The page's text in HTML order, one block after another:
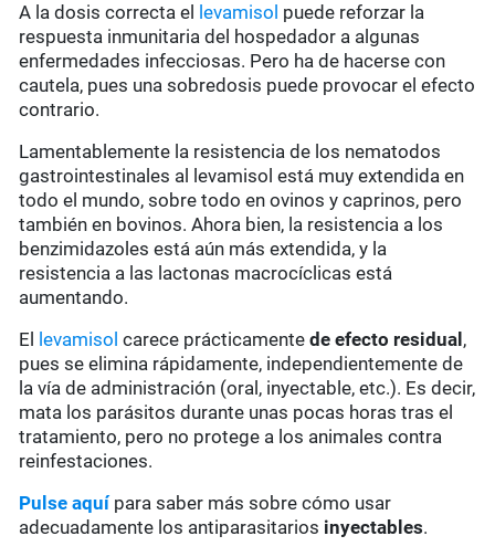
A la dosis correcta el levamisol puede reforzar la
respuesta inmunitaria del hospedador a algunas
enfermedades infecciosas. Pero ha de hacerse con
cautela, pues una sobredosis puede provocar el efecto
contrario.
Lamentablemente la resistencia de los nematodos
gastrointestinales al levamisol está muy extendida en
todo el mundo, sobre todo en ovinos y caprinos, pero
también en bovinos. Ahora bien, la resistencia a los
benzimidazoles está aún más extendida, y la
resistencia a las lactonas macrocíclicas está
aumentando.
El
levamisol carece prácticamente de efecto residual ,
pues se elimina rápidamente, independientemente de
la vía de administración (oral, inyectable, etc.). Es decir,
mata los parásitos durante unas pocas horas tras el
tratamiento, pero no protege a los animales contra
reinfestaciones.
Pulse aquípara saber más sobre cómo usar
adecuadamente los antiparasitarios inyectables.